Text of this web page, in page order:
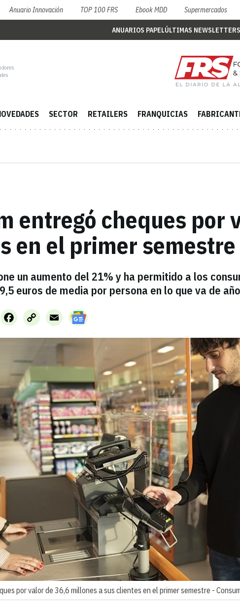
Anuario Innovación TOP 100 FRS Ebook MDD Supermercados
ANUARIOS PAPELÚLTIMAS NEWSLETTERS
SECTOR RETAILERS FRANQUICIAS
entregó cheques por
en el primer semestre
un aumento del 21% y ha permitido a los
euros de media por persona en lo que va de
FacebookCopy
Link
Email
por valor de 36,6 millones a sus clientes en el primer semestre -